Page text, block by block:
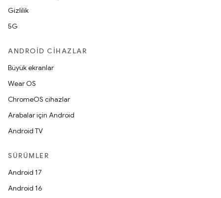
Gizlilik
5G
ANDROID CIHAZLAR
Büyük ekranlar
Wear OS
ChromeOS cihazlar
Arabalar için Android
Android TV
SÜRÜMLER
Android 17
Android 16